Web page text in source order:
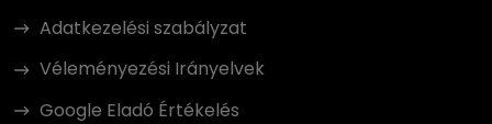
Adatkezelési szabályzat
Véleményezési Irányelvek
Google Eladó Értékelés